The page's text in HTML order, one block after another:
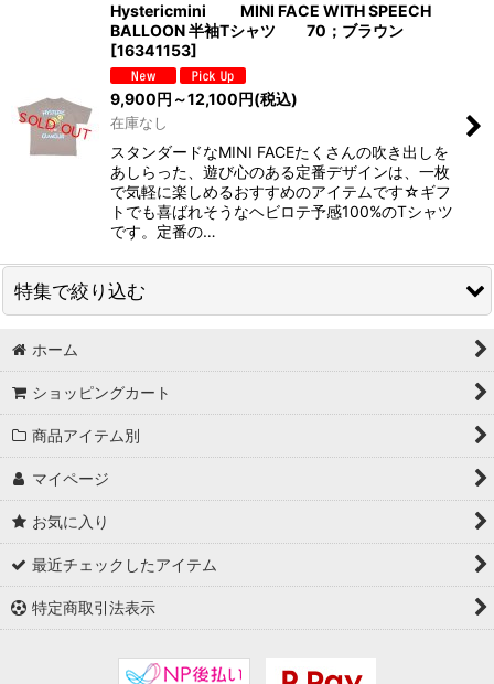
Hystericmini MINI FACE WITH SPEECH
BALLOON 半袖Tシャツ 70；ブラウン
[16341153]
9,900円 ～12,100円(税込)
在庫なし
スタンダードなMINI FACEたくさんの吹き出しを
あしらった、遊び心のある定番デザインは、一枚
で気軽に楽しめるおすすめのアイテムです☆ギフ
トでも喜ばれそうなヘビロテ予感100%のTシャツ
です。定番の…
特集で絞り込む
Tシャツ・カットソー
シャツ
トップス
ジャケット
パーカー・ブルゾン
ホーム
ショッピングカート
商品アイテム別
マイページ
お気に入り
最近チェックしたアイテム
特定商取引法表示